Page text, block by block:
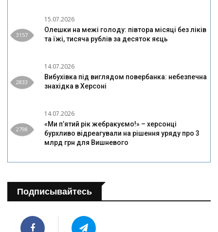
3157
15.07.2026
Олешки на межі голоду: півтора місяці без ліків
та їжі, тисяча рублів за десяток яєць
2833
14.07.2026
Вибухівка під виглядом повербанка: небезпечна
знахідка в Херсоні
2798
14.07.2026
«Ми п’ятий рік жебракуємо!» – херсонці
бурхливо відреагували на рішення уряду про 3
млрд грн для Вишневого
Подписывайтесь